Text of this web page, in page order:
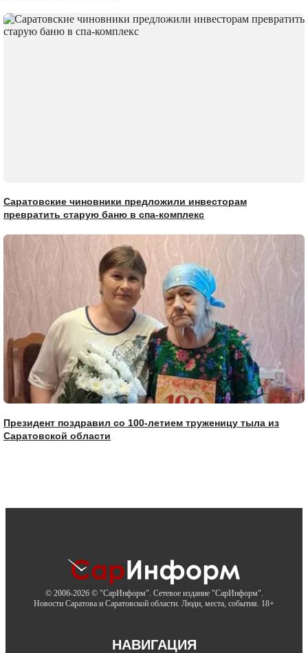
Саратовские чиновники предложили инвесторам
превратить старую баню в спа-комплекс
Президент поздравил со 100-летием труженицу тыла из
Саратовской области
© 2006-2026 © "СарИнформ". Сетевое издание "СарИнформ".
Новости Саратова и Саратовской области. Люди, места, события. 18+
НАВИГАЦИЯ